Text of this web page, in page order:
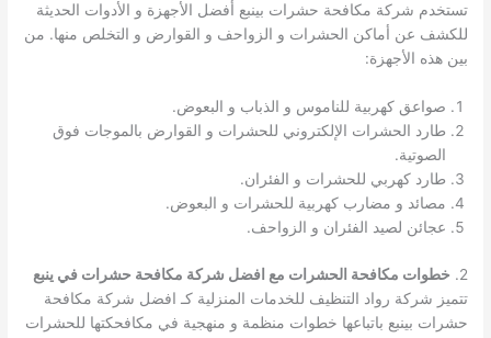
تستخدم شركة مكافحة حشرات بينبع أفضل الأجهزة و الأدوات الحديثة
للكشف عن أماكن الحشرات و الزواحف و القوارض و التخلص منها. من
بين هذه الأجهزة:
صواعق كهربية للناموس و الذباب و البعوض.
طارد الحشرات الإلكتروني للحشرات و القوارض بالموجات فوق
الصوتية.
طارد كهربي للحشرات و الفئران.
مصائد و مضارب كهربية للحشرات و البعوض.
عجائن لصيد الفئران و الزواحف.
2.
خطوات مكافحة الحشرات مع افضل شركة مكافحة حشرات في ينبع
تتميز شركة رواد التنظيف للخدمات المنزلية كـ افضل شركة مكافحة
حشرات بينبع باتباعها خطوات منظمة و منهجية في مكافحكتها للحشرات